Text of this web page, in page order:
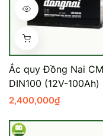
Ắc quy Đồng Nai
DIN100 (12V-100Ah)
2,400,000₫